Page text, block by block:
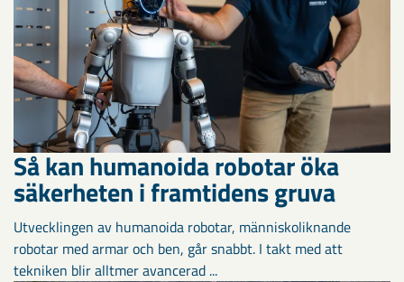
Så kan humanoida robotar öka
säkerheten i framtidens gruva
Utvecklingen av humanoida robotar, människoliknande
robotar med armar och ben, går snabbt. I takt med att
tekniken blir alltmer avancerad ...